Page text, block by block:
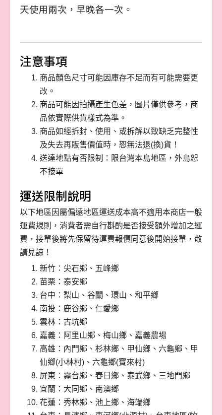
天使用兩次，早晚各一次。
注意事項
商品顏色尺寸可能因庫存不足而有可能需要更
改。
商品可能因拍攝產生色差，圖片僅供參考，商
品依實際供貨樣式為準。
商品如經拆封、使用、或拆解以致缺乏完整性
及失去再販售價值時，恕無法退(換)貨！
送達地點有否限制：限台灣本島地區，外島恕
不接單
運送限制說明
以下地區因屬偏遠地區運送成本高不適用本商店一般
運費規則，消費者需自行斟酌是否接受額外增加之運
費，接單後將先保留待運費報價同意後開始接單，敬
請見諒！
新竹：尖石鄉、五峰鄉
苗栗：泰安鄉
台中：梨山、谷關、環山、和平鄉
南投：鹿谷鄉、仁愛鄉
雲林：古坑鄉
嘉義：阿里山鄉、梅山鄉、嘉義農場
高雄：內門鄉、杉林鄉、甲仙鄉、六龜鄉、甲
仙鄉(小林村)、六龜鄉(寶來村)
屏東：霧台鄉、春日鄉、泰武鄉、三地門鄉
宜蘭：大同鄉、南澳鄉
花蓮：秀林鄉、池上鄉、海端鄉